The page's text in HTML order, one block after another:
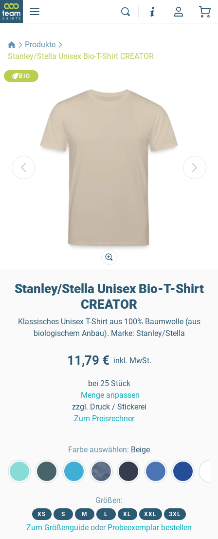
Produkte
Stanley/Stella Unisex Bio-T-Shirt CREATOR
BIO
Stanley/Stella Unisex Bio-T-Shirt
CREATOR
Klassisches Unisex T-Shirt aus 100% Baumwolle (aus
biologischem Anbau). Marke: Stanley/Stella
11,79 € inkl. MwSt.
bei 25 Stück
Menge anpassen
zzgl. Druck / Stickerei
Zum Preisrechner
Farbe auswählen: Beige
Größen:
XS S M L XL XXL 3XL
Zum Größenguide oder Probeexemplar bestellen